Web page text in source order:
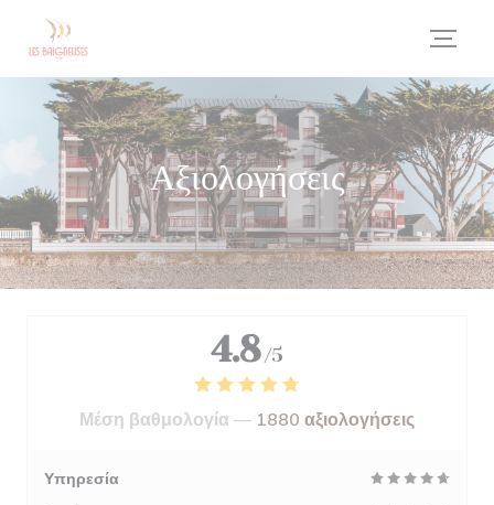
Πίνακας διαχείρισης "Μπισκότων" (Cookies)
Αξιολογήσεις
4.8 /5
Μέση βαθμολογία — 1880 αξιολογήσεις
Υπηρεσία